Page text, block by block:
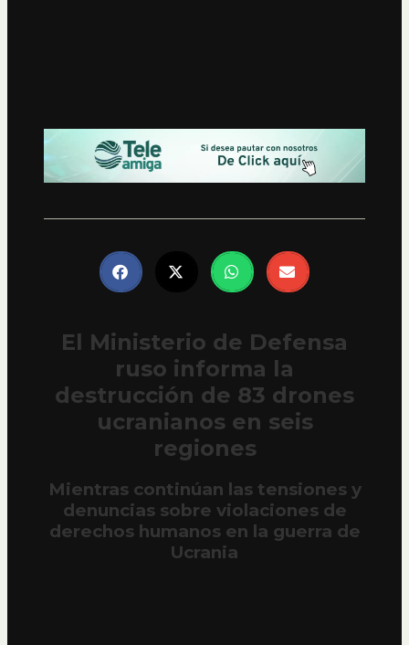
El Ministerio de Defensa
ruso informa la
destrucción de 83 drones
ucranianos en seis
regiones
Mientras continúan las tensiones y
denuncias sobre violaciones de
derechos humanos en la guerra de
Ucrania